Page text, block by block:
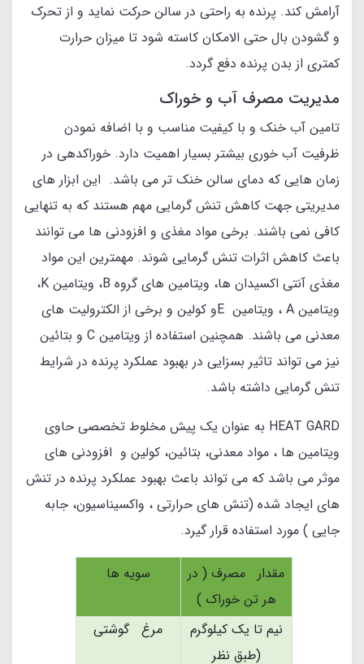
آرامش کند. پرنده به راحتی در سالن حرکت نماید و از تحرک
و گشودن بال حتی الامکان کاسته شود تا میزان حرارت
کمتری از بدن پرنده دفع گردد.
مدیریت مصرف آب و خوراک
تامین آب خنک و با کیفیت مناسب و با اضافه نمودن
ظرفیت آب خوری بیشتر بسیار اهمیت دارد. خوراکدهی در
زمان هایی که دمای سالن خنک تر می باشد. این ابزار های
مدیریتی جهت کاهش تنش گرمایی مهم هستند که به تنهایی
کافی نمی باشند. برخی مواد مغذی و افزودنی ها می توانند
باعث کاهش اثرات تنش گرمایی شوند. مهمترین این مواد
مغذی آنتی اکسیدان ها، ویتامین های گروه B، ویتامین K،
ویتامین A ، ویتامین Eو کولین و برخی از الکترولیت های
معدنی می باشند. همچنین استفاده از ویتامین C و بتائین
نیز می تواند تاثیر بسزایی در بهبود عملکرد پرنده در شرایط
تنش گرمایی داشته باشد.
HEAT GARD به عنوان یک پیش مخلوط تخصصی حاوی
ویتامین ها ، مواد معدنی، بتائین، کولین و افزودنی های
موثر می باشد که می تواند باعث بهبود عملکرد پرنده در تنش
های ایجاد شده (تنش های حرارتی ، واکسیناسیون، جابه
جایی ) مورد استفاده قرار گیرد.
مقدار مصرف ( در
هر تن خوراک )
سویه ها
نیم تا یک کیلوگرم
(طبق نظر
مرغ گوشتی